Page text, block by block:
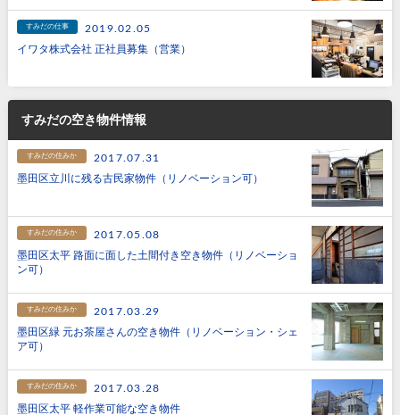
すみだの仕事
2019.02.05
イワタ株式会社 正社員募集（営業）
すみだの空き物件情報
すみだの住みか
2017.07.31
墨田区立川に残る古民家物件（リノベーション可）
すみだの住みか
2017.05.08
墨田区太平 路面に面した土間付き空き物件（リノベーショ
ン可）
すみだの住みか
2017.03.29
墨田区緑 元お茶屋さんの空き物件（リノベーション・シェ
ア可）
すみだの住みか
2017.03.28
墨田区太平 軽作業可能な空き物件